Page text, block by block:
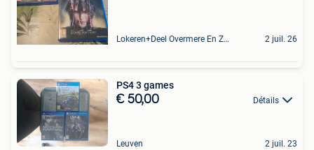
Lokeren+Deel Overmere En Zele 2 juil. 26
PS4 3 games
€ 50,00 Détails
Leuven 2 juil. 23